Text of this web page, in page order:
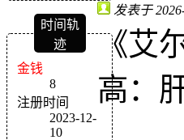
时间轨
迹
金钱
8
注册时间
2023-12-
10
发表于
《艾
高：